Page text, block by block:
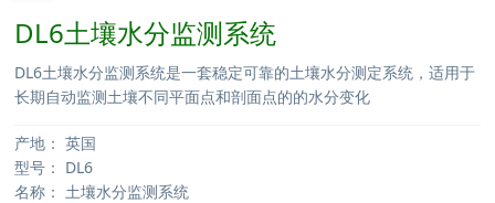
DL6土壤水分监测系统
DL6土壤水分监测系统是一套稳定可靠的土壤水分测定系统，适用于
长期自动监测土壤不同平面点和剖面点的的水分变化
产地： 英国
型号： DL6
名称： 土壤水分监测系统